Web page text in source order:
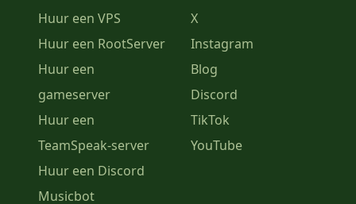
Huur een VPS
Huur een RootServer
Huur een
gameserver
Huur een
TeamSpeak-server
Huur een Discord
Musicbot
X
Instagram
Blog
Discord
TikTok
YouTube